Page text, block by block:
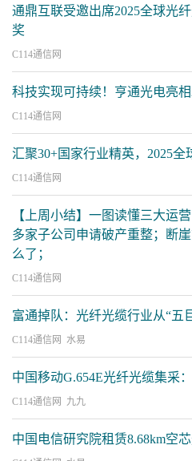
通鼎互联受邀出席2025全球光
奖
C114通信网
科技实现可持续！亨通光电亮
C114通信网
汇聚30+国家行业精英，2025
C114通信网
【上周小结】一图读懂三大运
多家子公司申请破产重整；断
么了；
C114通信网
富通掉队：光纤光缆行业从“五
C114通信网 水易
中国移动G.654E光纤光缆集采
C114通信网 九九
中国电信研究院租赁8.68km空